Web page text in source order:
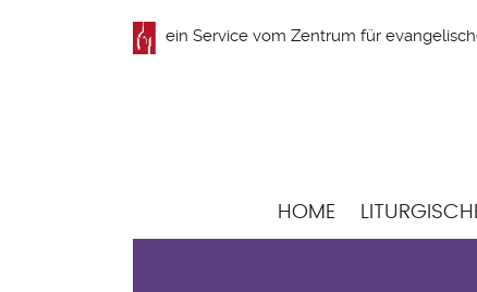
ein Service vom Zentrum für
Hauptnavigation
HOME